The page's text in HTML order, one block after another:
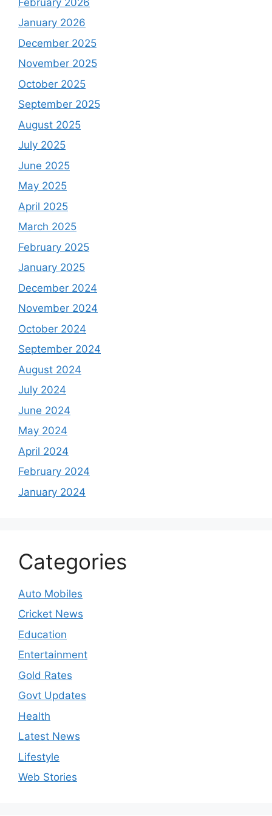
January 2026
December 2025
November 2025
October 2025
September 2025
August 2025
July 2025
June 2025
May 2025
April 2025
March 2025
February 2025
January 2025
December 2024
November 2024
October 2024
September 2024
August 2024
July 2024
June 2024
May 2024
April 2024
February 2024
January 2024
Categories
Auto Mobiles
Cricket News
Education
Entertainment
Gold Rates
Govt Updates
Health
Latest News
Lifestyle
Web Stories